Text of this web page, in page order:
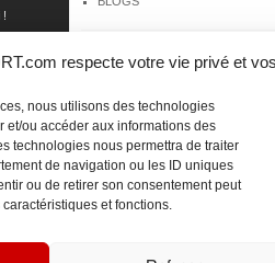
respecte votre vie privé et
nous utilisons des technologies
et/ou accéder aux informations des
technologies nous permettra de traiter
de navigation ou les ID uniques
ou de retirer son consentement peut
et fonctions.
!
et
-